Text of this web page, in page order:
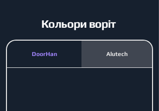
Кольори воріт
DoorHan Alutech